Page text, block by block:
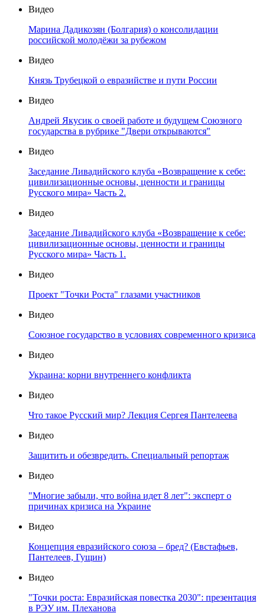
Видео
Марина Дадикозян (Болгария) о консолидации
российской молодёжи за рубежом
Видео
Князь Трубецкой о евразийстве и пути России
Видео
Андрей Якусик о своей работе и будущем Союзного
государства в рубрике "Двери открываются"
Видео
Заседание Ливадийского клуба «Возвращение к себе:
цивилизационные основы, ценности и границы
Русского мира» Часть 2.
Видео
Заседание Ливадийского клуба «Возвращение к себе:
цивилизационные основы, ценности и границы
Русского мира» Часть 1.
Видео
Проект "Точки Роста" глазами участников
Видео
Союзное государство в условиях современного кризиса
Видео
Украина: корни внутреннего конфликта
Видео
Что такое Русский мир? Лекция Сергея Пантелеева
Видео
Защитить и обезвредить. Специальный репортаж
Видео
"Многие забыли, что война идет 8 лет": эксперт о
причинах кризиса на Украине
Видео
Концепция евразийского союза – бред? (Евстафьев,
Пантелеев, Гущин)
Видео
"Точки роста: Евразийская повестка 2030": презентация
в РЭУ им. Плеханова